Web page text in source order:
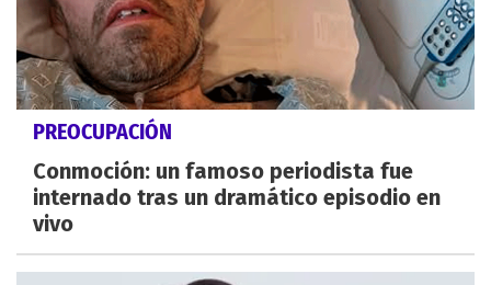
PREOCUPACIÓN
Conmoción: un famoso periodista fue
internado tras un dramático episodio en
vivo